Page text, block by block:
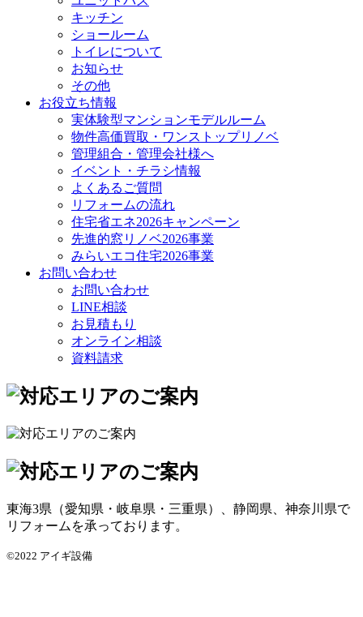
キッチン
ショールーム
トイレについて
お知らせ
その他
お役立ち情報
実体験型マンションモデルルーム
物件高価買取・ワンストップリノベ
管理組合・管理会社様へ
イベント・チラシ情報
よくあるご質問
リフォームの流れ
住宅省エネ2026キャンペーン
先進的窓リノベ2026事業
みらいエコ住宅2026事業
お問い合わせ
お問い合わせ
LINE相談
お見積もり
オンライン相談
資料請求
東海3県（愛知県・岐阜県・三重県）、静岡県、神奈川県で
リフォームを承っております。
©2022 アイギ設備